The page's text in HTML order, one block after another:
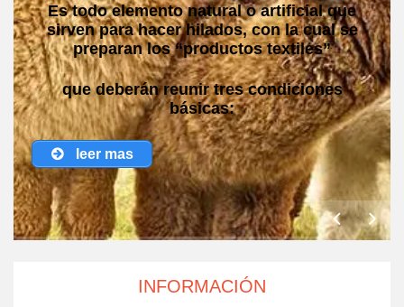
Es todo elemento natural o artificial que
sirven para hacer hilados, con la cual se
preparan los “productos textiles”
que deberán reunir tres condiciones
básicas:
leer mas
INFORMACIÓN